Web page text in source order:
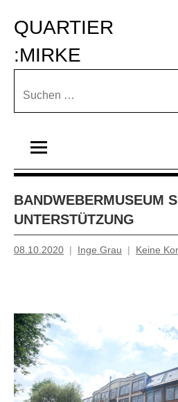
Inhalt
springen
QUARTIER
:MIRKE
Suchen
BANDWEBERMUSEUM
UNTERSTÜTZUNG
08.10.2020 Inge Grau Keine